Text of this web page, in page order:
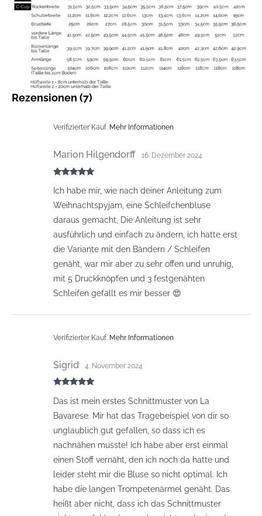
Rezensionen (7)
5von 5
Marion Hilgendorff 16. Dezember 2024
Ich habe mir, wie nach deiner Anleitung zum
Weihnachtspyjam, eine Schleifchenbluse
daraus gemacht, Die Anleitung ist sehr
ausführlich und einfach zu ändern, ich hatte erst
die Variante mit den Bändern / Schleifen
genäht, war mir aber zu sehr offen und unruhig,
mit 5 Druckknöpfen und 3 festgenähten
Schleifen gefällt es mir besser 😍
Verifizierter Kauf. Mehr Informationen
5von 5
Sigrid 4. November 2024
Das ist mein erstes Schnittmuster von La
Bavarese. Mir hat das Tragebeispiel von dir so
unglaublich gut gefallen, so dass ich es
nachnähen musste! Ich habe aber erst einmal
einen Stoff vernäht, den ich noch da hatte und
leider steht mir die Bluse so nicht optimal. Ich
habe die langen Trompetenärmel genäht. Das
heißt aber nicht, dass ich das Schnittmuster
Verifizierter Kauf. Mehr Informationen